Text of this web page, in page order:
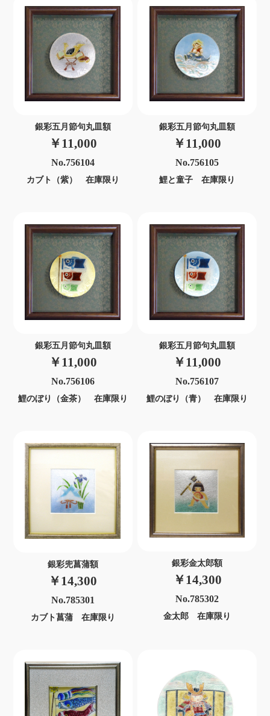
銀彩五月節句丸皿額
￥11,000
No.756104
カブト（紫） 在庫限り
銀彩五月節句丸皿額
￥11,000
No.756105
鯉と童子 在庫限り
銀彩五月節句丸皿額
￥11,000
No.756106
鯉のぼり（金茶） 在庫限り
銀彩五月節句丸皿額
￥11,000
No.756107
鯉のぼり（青） 在庫限り
銀彩兜菖蒲額
￥14,300
No.785301
カブト菖蒲 在庫限り
銀彩金太郎額
￥14,300
No.785302
金太郎 在庫限り